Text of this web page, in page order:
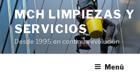
Saltar
contenido
MCH LIMPIEZAS Y
SERVICIOS
Desde 1995 en continua evolución
Menú